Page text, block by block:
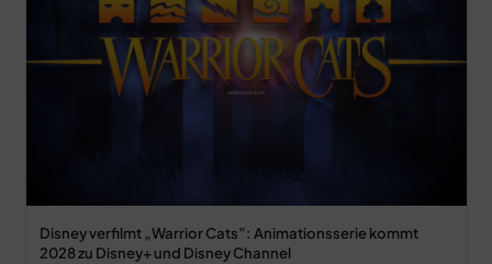
Disney verfilmt „Warrior Cats”: Animationsserie kommt
2028 zu Disney+ und Disney Channel